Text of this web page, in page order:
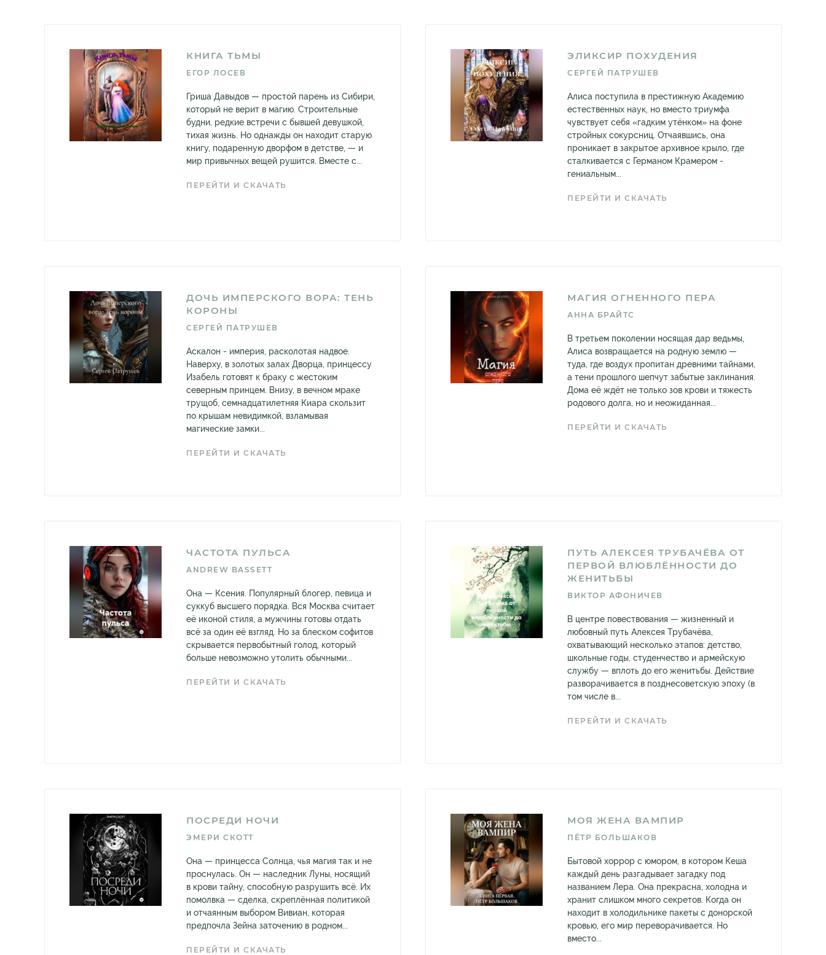
КНИГА ТЬМЫ
ЕГОР ЛОСЕВ
Гриша Давыдов — простой парень из Сибири,
который не верит в магию. Строительные
будни, редкие встречи с бывшей девушкой,
тихая жизнь. Но однажды он находит старую
книгу, подаренную дворфом в детстве, — и
мир привычных вещей рушится. Вместе с...
ПЕРЕЙТИ И СКАЧАТЬ
ЭЛИКСИР ПОХУДЕНИЯ
СЕРГЕЙ ПАТРУШЕВ
Алиса поступила в престижную Академию
естественных наук, но вместо триумфа
чувствует себя «гадким утёнком» на фоне
стройных сокурсниц. Отчаявшись, она
проникает в закрытое архивное крыло, где
сталкивается с Германом Крамером -
гениальным...
ПЕРЕЙТИ И СКАЧАТЬ
ДОЧЬ ИМПЕРСКОГО ВОРА: ТЕНЬ
КОРОНЫ
СЕРГЕЙ ПАТРУШЕВ
Аскалон - империя, расколотая надвое.
Наверху, в золотых залах Дворца, принцессу
Изабель готовят к браку с жестоким
северным принцем. Внизу, в вечном мраке
трущоб, семнадцатилетняя Киара скользит
по крышам невидимкой, взламывая
магические замки...
ПЕРЕЙТИ И СКАЧАТЬ
МАГИЯ ОГНЕННОГО ПЕРА
АННА БРАЙТС
В третьем поколении носящая дар ведьмы,
Алиса возвращается на родную землю —
туда, где воздух пропитан древними тайнами,
а тени прошлого шепчут забытые заклинания.
Дома её ждёт не только зов крови и тяжесть
родового долга, но и неожиданная...
ПЕРЕЙТИ И СКАЧАТЬ
ЧАСТОТА ПУЛЬСА
ANDREW BASSETT
Она — Ксения. Популярный блогер, певица и
суккуб высшего порядка. Вся Москва считает
её иконой стиля, а мужчины готовы отдать
всё за один её взгляд. Но за блеском софитов
скрывается первобытный голод, который
больше невозможно утолить обычными...
ПЕРЕЙТИ И СКАЧАТЬ
ПУТЬ АЛЕКСЕЯ ТРУБАЧЁВА ОТ
ПЕРВОЙ ВЛЮБЛЁННОСТИ ДО
ЖЕНИТЬБЫ
ВИКТОР АФОНИЧЕВ
В центре повествования — жизненный и
любовный путь Алексея Трубачёва,
охватывающий несколько этапов: детство,
школьные годы, студенчество и армейскую
службу — вплоть до его женитьбы. Действие
разворачивается в позднесоветскую эпоху (в
том числе в...
ПЕРЕЙТИ И СКАЧАТЬ
ПОСРЕДИ НОЧИ
ЭМЕРИ СКОТТ
Она — принцесса Солнца, чья магия так и не
проснулась. Он — наследник Луны, носящий
в крови тайну, способную разрушить всё. Их
помолвка — сделка, скреплённая политикой
и отчаянным выбором Вивиан, которая
предпочла Зейна заточению в родном...
ПЕРЕЙТИ И СКАЧАТЬ
МОЯ ЖЕНА ВАМПИР
ПЁТР БОЛЬШАКОВ
Бытовой хоррор с юмором, в котором Кеша
каждый день разгадывает загадку под
названием Лера. Она прекрасна, холодна и
хранит слишком много секретов. Когда он
находит в холодильнике пакеты с донорской
кровью, его мир переворачивается. Но
вместо...